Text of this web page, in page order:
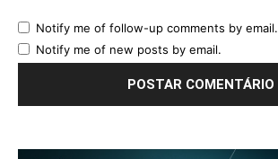
Notify me of follow-up comments by email.
Notify me of new posts by email.